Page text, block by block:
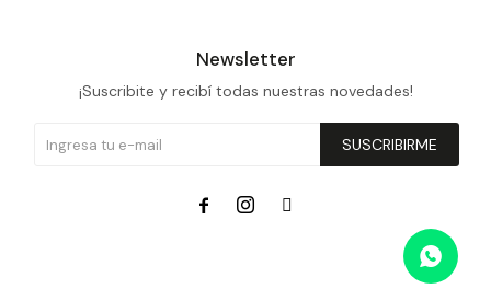
Newsletter
¡Suscribite y recibí todas nuestras novedades!
SUSCRIBIRME
  